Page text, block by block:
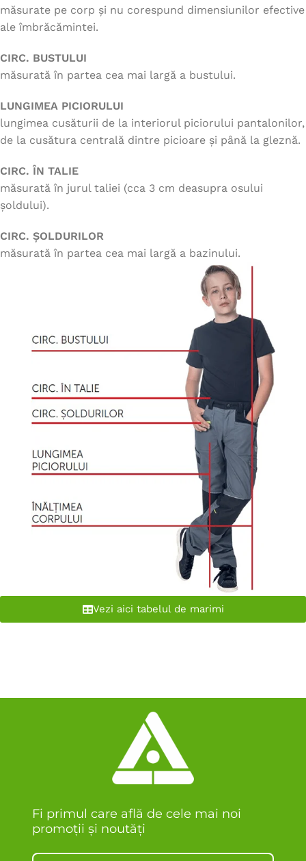
măsurate pe corp și nu corespund dimensiunilor efective
ale îmbrăcămintei.
CIRC. BUSTULUI
măsurată în partea cea mai largă a bustului.
LUNGIMEA PICIORULUI
lungimea cusăturii de la interiorul piciorului pantalonilor,
de la cusătura centrală dintre picioare și până la gleznă.
CIRC. ÎN TALIE
măsurată în jurul taliei (cca 3 cm deasupra osului
șoldului).
CIRC. ȘOLDURILOR
măsurată în partea cea mai largă a bazinului.
Vezi aici tabelul de marimi
Fi primul care află de cele mai noi
promoții și noutăți